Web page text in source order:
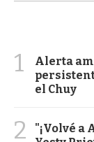
1
Alerta
el Chuy
2
"¡Volvé a